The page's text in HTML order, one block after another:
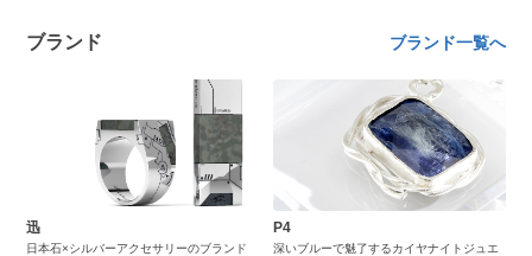
ブランド ブランド一覧へ
迅
日本石×シルバーアクセサリーのブランド
P4
深いブルーで魅了するカイヤナイトジュエ